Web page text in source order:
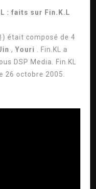
: faits sur Fin.K.L
) était composé de 4
, Youri
. Fin.KL a
DSP Media. Fin.KL
octobre 2005.